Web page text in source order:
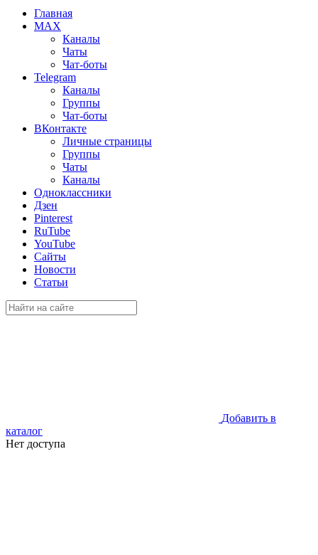
Главная
MAX
Каналы
Чаты
Чат-боты
Telegram
Каналы
Группы
Чат-боты
ВКонтакте
Личные страницы
Группы
Чаты
Каналы
Одноклассники
Дзен
Pinterest
RuTube
YouTube
Сайты
Новости
Статьи
Добавить в
каталог
Нет доступа